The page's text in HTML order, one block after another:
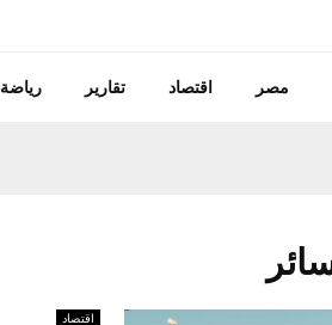
مصر اقتصاد تقارير رياضة
اقتصاد